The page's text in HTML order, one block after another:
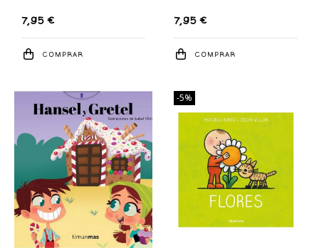
7,95 €
COMPRAR
7,95 €
COMPRAR
-5%